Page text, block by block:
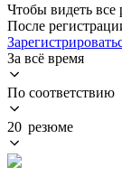
Чтобы видеть все
После
За всё время
По соответствию
20 резюме